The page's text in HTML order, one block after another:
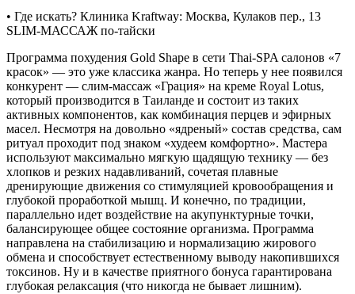
• Где искать? Клиника Kraftway: Москва, Кулаков пер., 13
SLIM-МАССАЖ по-тайски
Программа похудения Gold Shape в сети Thai-SPA салонов «7
красок» — это уже классика жанра. Но теперь у нее появился
конкурент — слим-массаж «Грация» на креме Royal Lotus,
который производится в Таиланде и состоит из таких
активных компонентов, как комбинация перцев и эфирных
масел. Несмотря на довольно «ядреный» состав средства, сам
ритуал проходит под знаком «худеем комфортно». Мастера
используют максимально мягкую щадящую технику — без
хлопков и резких надавливаний, сочетая плавные
дренирующие движения со стимуляцией кровообращения и
глубокой проработкой мышц. И конечно, по традиции,
параллельно идет воздействие на акупунктурные точки,
балансирующее общее состояние организма. Программа
направлена на стабилизацию и нормализацию жирового
обмена и способствует естественному выводу накопившихся
токсинов. Ну и в качестве приятного бонуса гарантирована
глубокая релаксация (что никогда не бывает лишним).